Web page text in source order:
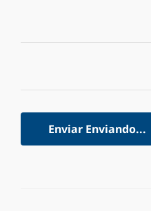
Enviar Enviando...